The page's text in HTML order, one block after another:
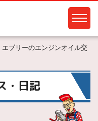
エブリーのエンジンオイル交
・日記